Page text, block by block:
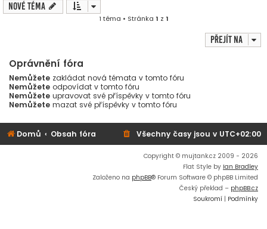
Nové téma
1 téma • Stránka 1 z 1
Přejít na
Oprávnění fóra
Nemůžete zakládat nová témata v tomto fóru
Nemůžete odpovídat v tomto fóru
Nemůžete upravovat své příspěvky v tomto fóru
Nemůžete mazat své příspěvky v tomto fóru
Domů Obsah fóra Všechny časy jsou v UTC+02:00
Copyright © mujtank.cz 2009 - 2026
Flat Style by Ian Bradley
Založeno na phpBB® Forum Software © phpBB Limited
Český překlad – phpBB.cz
Soukromí | Podmínky